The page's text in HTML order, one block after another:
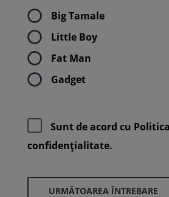
Big Tamale
Little Boy
Fat Man
Gadget
Sunt de acord cu
confidenţialitate.
URMĂTOAREA ÎNTREBARE